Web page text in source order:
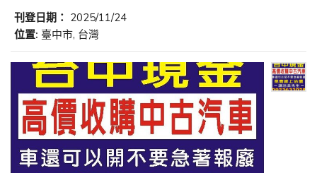
刊登日期： 2025/11/24
位置: 臺中市, 台灣